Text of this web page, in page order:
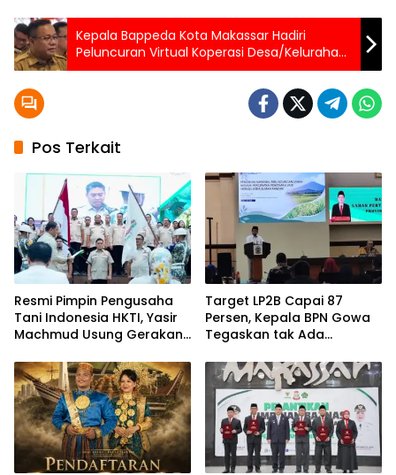
Kepala Bappeda Kota Makassar Hadiri
Peluncuran Virtual Koperasi Desa/Kelurahan
Merah Putih
Pos Terkait
Resmi Pimpin Pengusaha
Tani Indonesia HKTI, Yasir
Machmud Usung Gerakan
Berbasis Petani Modern
Target LP2B Capai 87
Persen, Kepala BPN Gowa
Tegaskan tak Ada
Pertanian